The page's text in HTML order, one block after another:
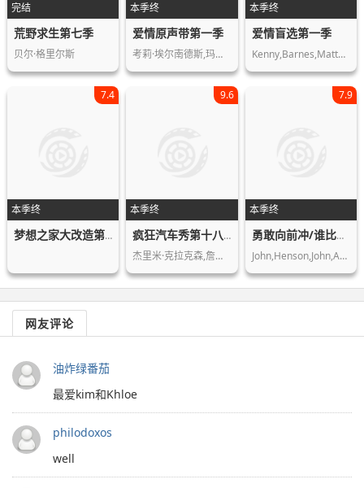
完结
荒野求生第七季
贝尔·格里尔斯
本季终
爱情原声带第一季
考莉·埃尔南德斯,玛德琳·斯托,珍娜·…
本季终
爱情盲选第一季
Kenny,Barnes,Matthew,Barnett,Jessica…
本季终
7.4
梦想之家大改造第二季
本季终
9.6
疯狂汽车秀第十八季
杰里米·克拉克森,詹姆斯·梅,理查德·…
本季终
7.9
勇敢向前冲/谁比我糗
John,Henson,John,Anderson,Jill,Wagne…
网友评论
油炸绿番茄
最爱kim和Khloe
philodoxos
well